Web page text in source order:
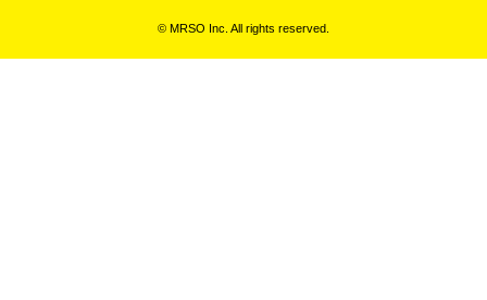
© MRSO Inc. All rights reserved.